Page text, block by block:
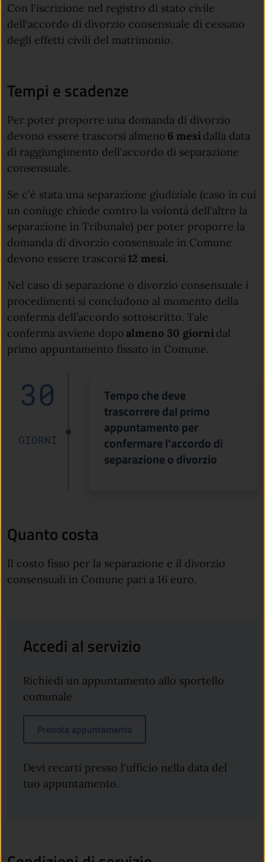
Con l'iscrizione nel registro di stato civile
dell'accordo di divorzio consensuale di cessano
degli effetti civili del matrimonio.
Tempi e scadenze
Per poter proporre una domanda di divorzio
devono essere trascorsi almeno 6 mesi dalla data
di raggiungimento dell'accordo di separazione
consensuale.
Se c'è stata una separazione giudiziale (caso in cui
un coniuge chiede contro la volontà dell'altro la
separazione in Tribunale) per poter proporre la
domanda di divorzio consensuale in Comune
devono essere trascorsi12 mesi.
Nel caso di separazione o divorzio consensuale i
procedimenti si concludono al momento della
conferma dell’accordo sottoscritto. Tale
conferma avviene dopo almeno 30 giorni dal
primo appuntamento fissato in Comune.
30
GIORNI
Tempo che deve
trascorrere dal primo
appuntamento per
confermare l'accordo di
separazione o divorzio
Quanto costa
Il costo fisso per la separazione e il divorzio
consensuali in Comune pari a 16 euro.
Accedi al servizio
Richiedi un appuntamento allo sportello
comunale
Prenota appuntamento
Devi recarti presso l'ufficio nella data del
tuo appuntamento.